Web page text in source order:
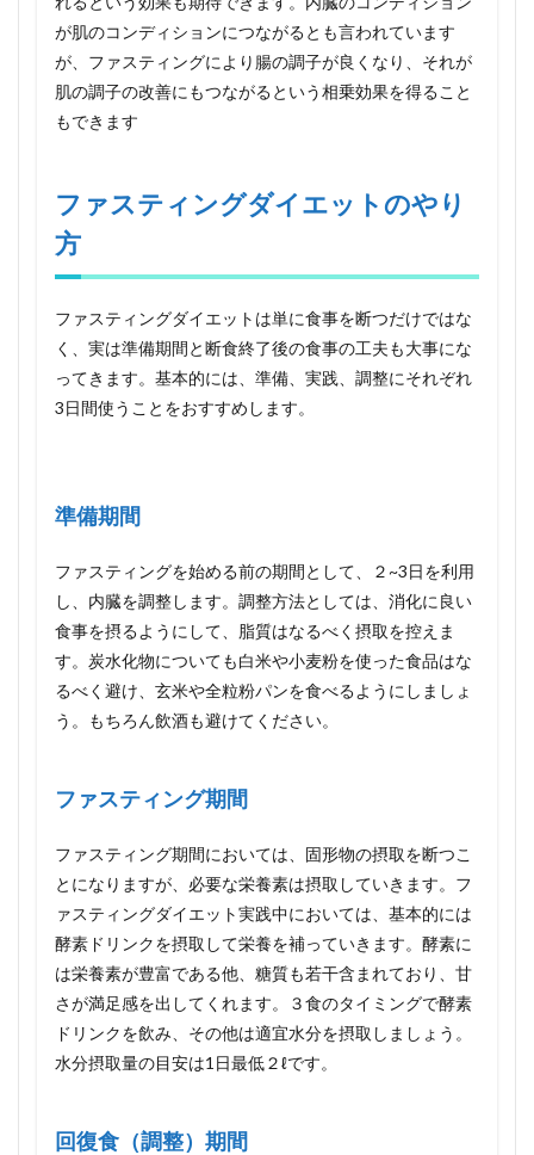
グダ
イエ
ット
意点
4.1
4.2
4.3
ダイ
エッ
トな
らフ
ァス
ト！
効果
と方
法を
紹介
が肌のコンディションにつながるとも言われています
が、ファスティングにより腸の調子が良くなり、それが
肌の調子の改善にもつながるという相乗効果を得ること
もできます
ファスティングダイエットのやり
方
ファスティングダイエットは単に食事を断つだけではな
く、実は準備期間と断食終了後の食事の工夫も大事にな
ってきます。基本的には、準備、実践、調整にそれぞれ
3日間使うことをおすすめします。
準備期間
ファスティングを始める前の期間として、２~3日を利用
し、内臓を調整します。調整方法としては、消化に良い
食事を摂るようにして、脂質はなるべく摂取を控えま
す。炭水化物についても白米や小麦粉を使った食品はな
るべく避け、玄米や全粒粉パンを食べるようにしましょ
う。もちろん飲酒も避けてください。
ファスティング期間
ファスティング期間においては、固形物の摂取を断つこ
とになりますが、必要な栄養素は摂取していきます。フ
ァスティングダイエット実践中においては、基本的には
酵素ドリンクを摂取して栄養を補っていきます。酵素に
は栄養素が豊富である他、糖質も若干含まれており、甘
さが満足感を出してくれます。３食のタイミングで酵素
ドリンクを飲み、その他は適宜水分を摂取しましょう。
水分摂取量の目安は1日最低２ℓです。
回復食（調整）期間